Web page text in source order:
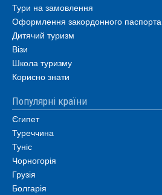
Тури на замовлення
Оформлення закордонного паспорта
Дитячий туризм
Візи
Школа туризму
Корисно знати
Популярні країни
Єгипет
Туреччина
Туніс
Чорногорія
Грузія
Болгарія